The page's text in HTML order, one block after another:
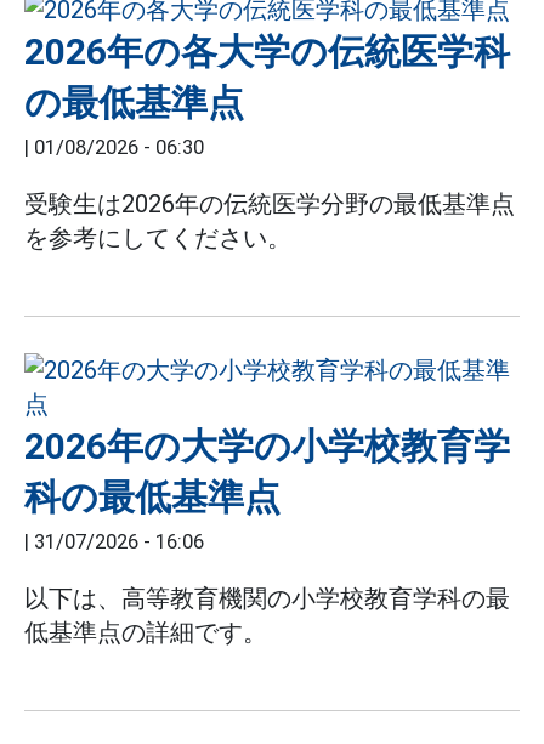
2026年の各大学の伝統医学科
の最低基準点
| 01/08/2026 - 06:30
受験生は2026年の伝統医学分野の最低基準点
を参考にしてください。
2026年の大学の小学校教育学
科の最低基準点
| 31/07/2026 - 16:06
以下は、高等教育機関の小学校教育学科の最
低基準点の詳細です。